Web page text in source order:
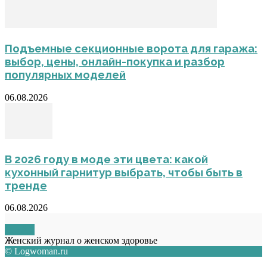
Подъемные секционные ворота для гаража:
выбор, цены, онлайн-покупка и разбор
популярных моделей
06.08.2026
В 2026 году в моде эти цвета: какой
кухонный гарнитур выбрать, чтобы быть в
тренде
06.08.2026
Женский журнал о женском здоровье
© Logwoman.ru